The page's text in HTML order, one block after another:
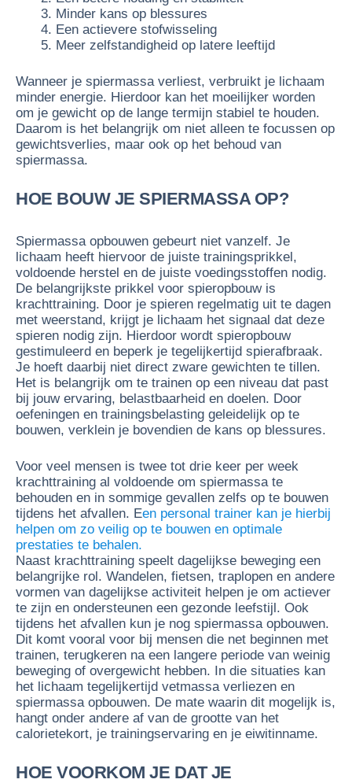
Minder kans op blessures
Een actievere stofwisseling
Meer zelfstandigheid op latere leeftijd
Wanneer je spiermassa verliest, verbruikt je lichaam
minder energie. Hierdoor kan het moeilijker worden
om je gewicht op de lange termijn stabiel te houden.
Daarom is het belangrijk om niet alleen te focussen op
gewichtsverlies, maar ook op het behoud van
spiermassa.
HOE BOUW JE SPIERMASSA OP?
Spiermassa opbouwen gebeurt niet vanzelf. Je
lichaam heeft hiervoor de juiste trainingsprikkel,
voldoende herstel en de juiste voedingsstoffen nodig.
De belangrijkste prikkel voor spieropbouw is
krachttraining. Door je spieren regelmatig uit te dagen
met weerstand, krijgt je lichaam het signaal dat deze
spieren nodig zijn. Hierdoor wordt spieropbouw
gestimuleerd en beperk je tegelijkertijd spierafbraak.
Je hoeft daarbij niet direct zware gewichten te tillen.
Het is belangrijk om te trainen op een niveau dat past
bij jouw ervaring, belastbaarheid en doelen. Door
oefeningen en trainingsbelasting geleidelijk op te
bouwen, verklein je bovendien de kans op blessures.
Voor veel mensen is twee tot drie keer per week
krachttraining al voldoende om spiermassa te
behouden en in sommige gevallen zelfs op te bouwen
tijdens het afvallen. Een personal trainer kan je hierbij
helpen om zo veilig op te bouwen en optimale
prestaties te behalen.
Naast krachttraining speelt dagelijkse beweging een
belangrijke rol. Wandelen, fietsen, traplopen en andere
vormen van dagelijkse activiteit helpen je om actiever
te zijn en ondersteunen een gezonde leefstijl. Ook
tijdens het afvallen kun je nog spiermassa opbouwen.
Dit komt vooral voor bij mensen die net beginnen met
trainen, terugkeren na een langere periode van weinig
beweging of overgewicht hebben. In die situaties kan
het lichaam tegelijkertijd vetmassa verliezen en
spiermassa opbouwen. De mate waarin dit mogelijk is,
hangt onder andere af van de grootte van het
calorietekort, je trainingservaring en je eiwitinname.
HOE VOORKOM JE DAT JE